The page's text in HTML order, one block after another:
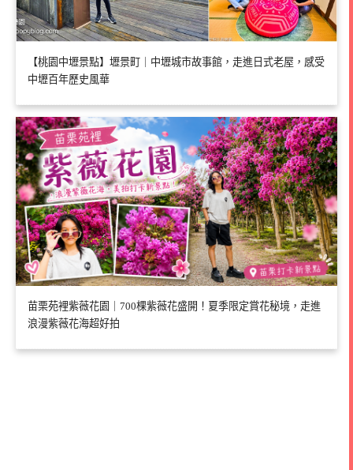
【桃園中壢景點】壢景町｜中壢城市故事館，走進日式老屋，感受
中壢百年歷史風華
苗栗苑裡紫薇花園｜700棵紫薇花盛開！夏季限定賞花秘境，走進
浪漫紫薇花海超好拍